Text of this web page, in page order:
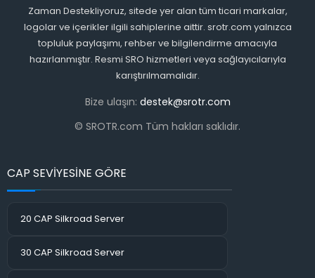
Zaman Destekliyoruz, sitede yer alan tüm ticari markalar,
logolar ve içerikler ilgili sahiplerine aittir. srotr.com yalnızca
topluluk paylaşımı, rehber ve bilgilendirme amacıyla
hazırlanmıştır. Resmi SRO hizmetleri veya sağlayıcılarıyla
karıştırılmamalıdır.
Bize ulaşın: destek@srotr.com
© SROTR.com Tüm hakları saklıdır.
CAP SEVİYESİNE GÖRE
20 CAP Silkroad Server
30 CAP Silkroad Server